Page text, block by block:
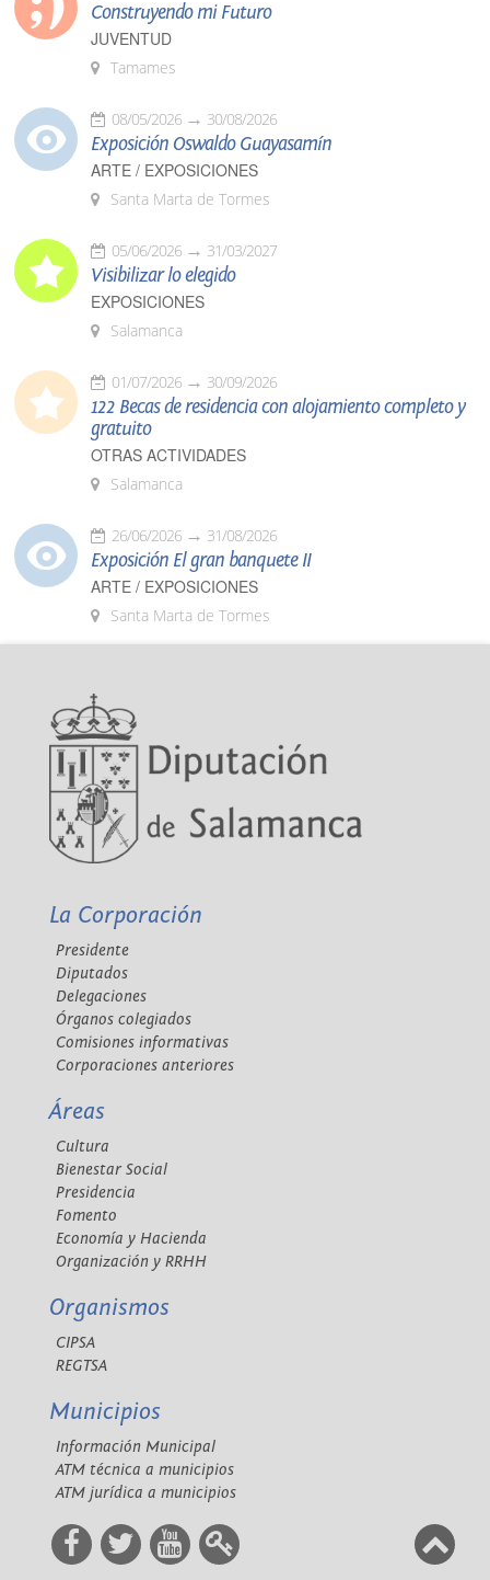
Construyendo mi Futuro
JUVENTUD
Tamames
08/05/2026 30/08/2026
Exposición Oswaldo Guayasamín
ARTE / EXPOSICIONES
Santa Marta de Tormes
05/06/2026 31/03/2027
Visibilizar lo elegido
EXPOSICIONES
Salamanca
01/07/2026 30/09/2026
122 Becas de residencia con alojamiento completo y
gratuito
OTRAS ACTIVIDADES
Salamanca
26/06/2026 31/08/2026
Exposición El gran banquete II
ARTE / EXPOSICIONES
Santa Marta de Tormes
La Corporación
Presidente
Diputados
Delegaciones
Órganos colegiados
Comisiones informativas
Corporaciones anteriores
Áreas
Cultura
Bienestar Social
Presidencia
Fomento
Economía y Hacienda
Organización y RRHH
Organismos
CIPSA
REGTSA
Municipios
Información Municipal
ATM técnica a municipios
ATM jurídica a municipios